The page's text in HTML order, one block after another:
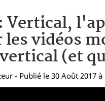
Vertical,
vidéos
(et
- Publié le 30 Août 2017 à